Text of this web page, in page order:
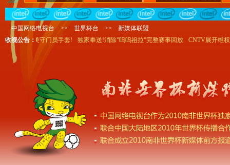
中国网络电视台 >> 世界杯台 >> 新媒体联盟
收视公告：
选" 得精美守门员手套! 独家奉送!消除"呜呜祖拉"完整赛事回放 CNTV展开维权